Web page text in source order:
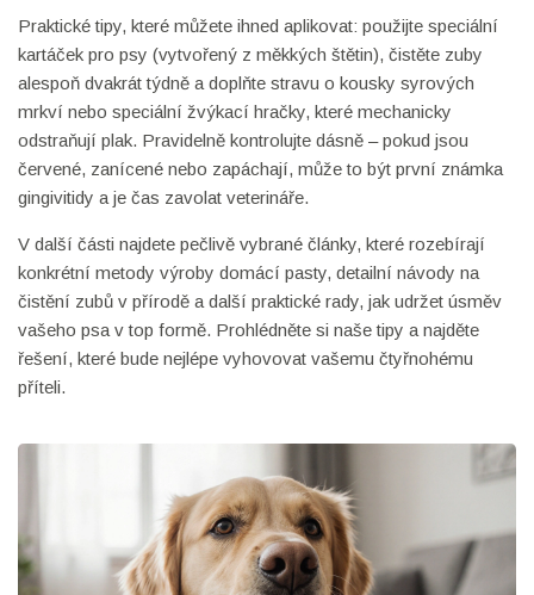
Praktické tipy, které můžete ihned aplikovat: použijte speciální
kartáček pro psy (vytvořený z měkkých štětin), čistěte zuby
alespoň dvakrát týdně a doplňte stravu o kousky syrových
mrkví nebo speciální žvýkací hračky, které mechanicky
odstraňují plak. Pravidelně kontrolujte dásně – pokud jsou
červené, zanícené nebo zapáchají, může to být první známka
gingivitidy a je čas zavolat veterináře.
V další části najdete pečlivě vybrané články, které rozebírají
konkrétní metody výroby domácí pasty, detailní návody na
čistění zubů v přírodě a další praktické rady, jak udržet úsměv
vašeho psa v top formě. Prohlédněte si naše tipy a najděte
řešení, které bude nejlépe vyhovovat vašemu čtyřnohému
příteli.